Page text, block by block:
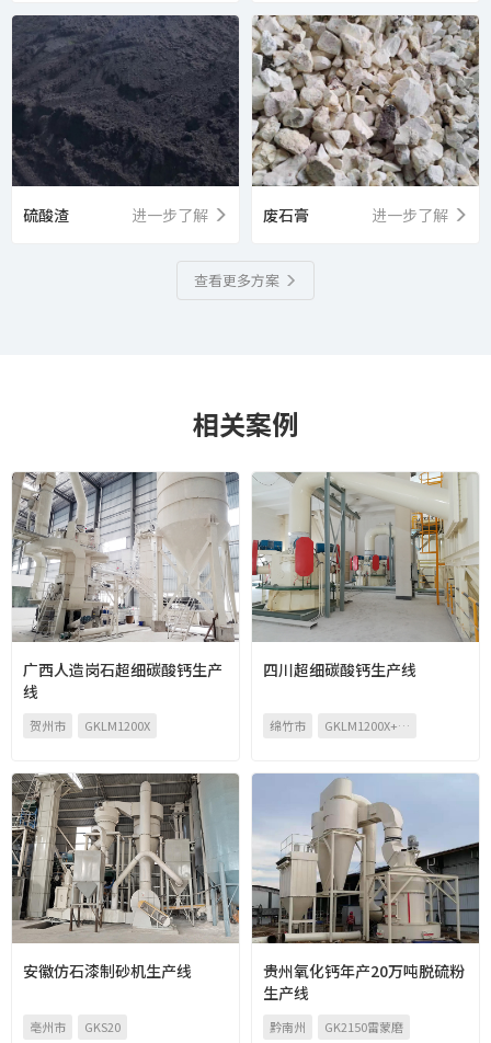
硫酸渣 进一步了解 废石膏 进一步了解
查看更多方案
相关案例
广西人造岗石超细碳酸钙生产
线
贺州市 GKLM1200X
四川超细碳酸钙生产线
绵竹市 GKLM1200X+二次分级机
安徽仿石漆制砂机生产线
亳州市 GKS20
贵州氧化钙年产20万吨脱硫粉
生产线
黔南州 GK2150雷蒙磨